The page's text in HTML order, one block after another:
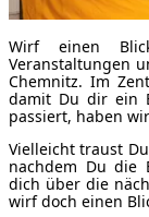
Wirf einen
Veranstaltungen
Chemnitz. Im
damit Du dir ein
passiert, haben
Vielleicht traust
nachdem Du die
dich über die
wirf doch einen